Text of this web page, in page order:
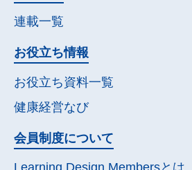
連載一覧
お役立ち情報
お役立ち資料一覧
健康経営なび
会員制度について